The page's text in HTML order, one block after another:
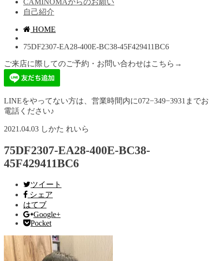
CAMINOMAからのお願い
自己紹介
HOME
75DF2307-EA28-400E-BC38-45F429411BC6
ご来店に際してのご予約・お問い合わせはこちら→
LINEをやってない方は、営業時間内に072−349−3931までお
電話ください♪
2021.04.03 しかた れいら
75DF2307-EA28-400E-BC38-
45F429411BC6
ツイート
シェア
はてブ
Google+
Pocket